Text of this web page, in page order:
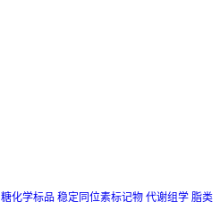
糖化学标品 稳定同位素标记物 代谢组学 脂类